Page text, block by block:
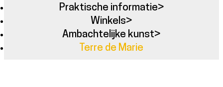
Praktische informatie>
Winkels>
Ambachtelijke kunst>
Terre de Marie